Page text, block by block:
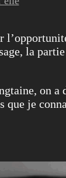
la
on a
que je